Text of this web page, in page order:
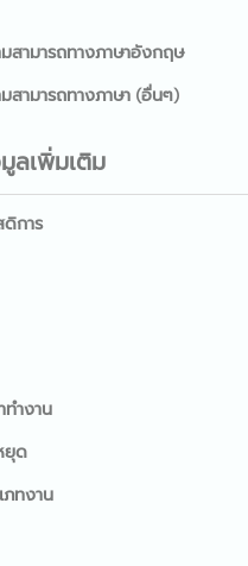
สามารถทางภาษาอังกฤษ
สามารถทางภาษา (อื่นๆ)
ลเพิ่มเติม
การ
ทำงาน
ยุด
ภทงาน